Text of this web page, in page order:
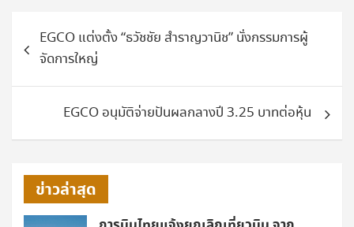
เรื่องEGCO แต่งตั้ง “ธวัชชัย สำราญวานิช” นั่งกรรมการผู้
จัดการใหญ่
EGCO อนุมัติจ่ายปันผลกลางปี 3.25 บาทต่อหุ้น
ข่าวล่าสุด